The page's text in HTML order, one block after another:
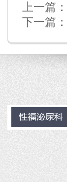
上一篇：
下一篇：